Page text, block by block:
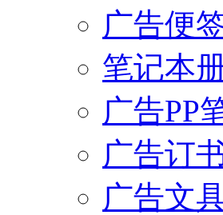
广告便
笔记本
广告PP
广告订
广告文